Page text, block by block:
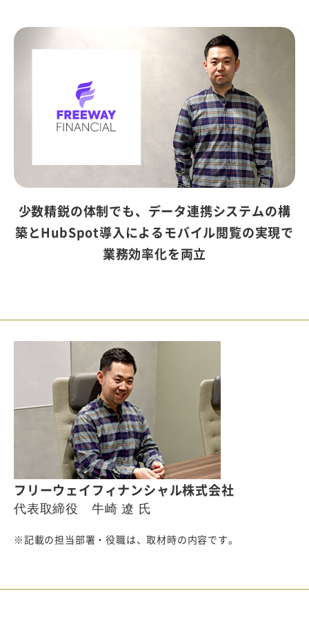
少数精鋭の体制でも、データ連携システムの構
築とHubSpot導入によるモバイル閲覧の実現で
業務効率化を両立
フリーウェイフィナンシャル株式会社
代表取締役 牛崎 遼 氏
※記載の担当部署・役職は、取材時の内容です。